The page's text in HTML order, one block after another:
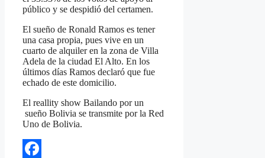
público y se despidió del certamen.
El sueño de Ronald Ramos es tener
una casa propia, pues vive en un
cuarto de alquiler en la zona de Villa
Adela de la ciudad El Alto. En los
últimos días Ramos declaró que fue
echado de este domicilio.
El reallity show Bailando por un
sueño Bolivia se transmite por la Red
Uno de Bolivia.